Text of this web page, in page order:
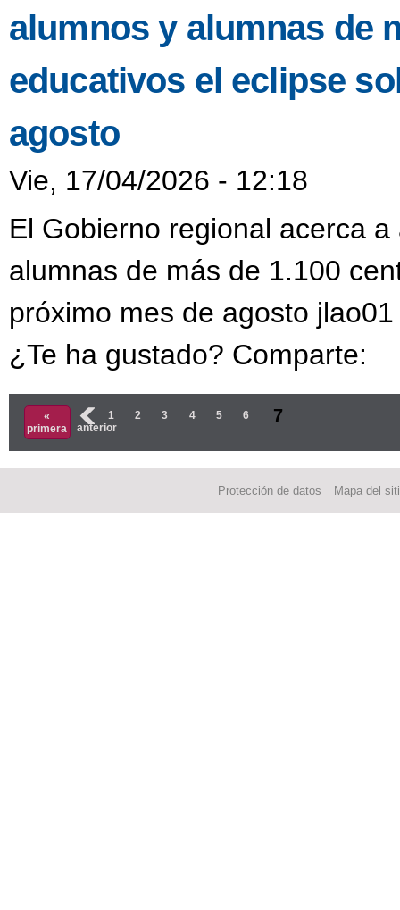
alumnos y alumnas de
educativos el eclipse
agosto
Vie, 17/04/2026 - 12:18
El Gobierno regional acerca
alumnas de más de 1.100
próximo mes de agosto
¿Te ha gustado? Comparte:
Páginas
«
primera
‹
anterior
1 2 3 4 5 6 7
Protección de datos Mapa del